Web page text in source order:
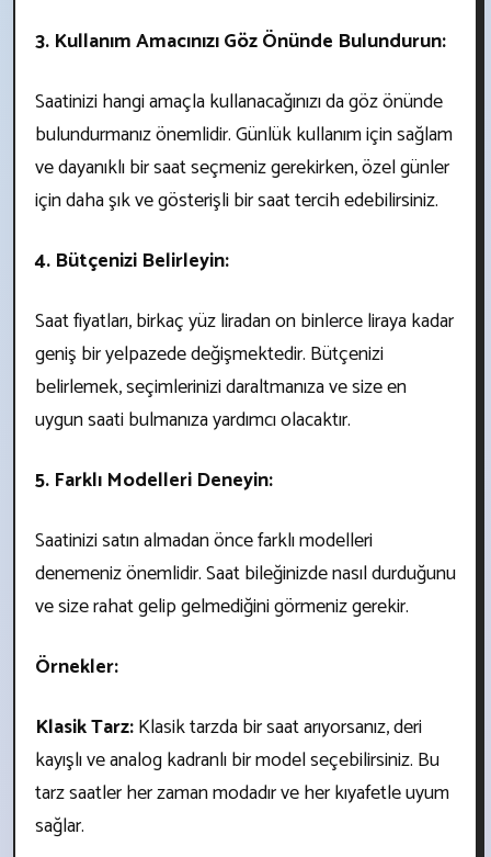
3. Kullanım Amacınızı Göz Önünde Bulundurun:
Saatinizi hangi amaçla kullanacağınızı da göz önünde
bulundurmanız önemlidir. Günlük kullanım için sağlam
ve dayanıklı bir saat seçmeniz gerekirken, özel günler
için daha şık ve gösterişli bir saat tercih edebilirsiniz.
4. Bütçenizi Belirleyin:
Saat fiyatları, birkaç yüz liradan on binlerce liraya kadar
geniş bir yelpazede değişmektedir. Bütçenizi
belirlemek, seçimlerinizi daraltmanıza ve size en
uygun saati bulmanıza yardımcı olacaktır.
5. Farklı Modelleri Deneyin:
Saatinizi satın almadan önce farklı modelleri
denemeniz önemlidir. Saat bileğinizde nasıl durduğunu
ve size rahat gelip gelmediğini görmeniz gerekir.
Örnekler:
Klasik Tarz:Klasik tarzda bir saat arıyorsanız, deri
kayışlı ve analog kadranlı bir model seçebilirsiniz. Bu
tarz saatler her zaman modadır ve her kıyafetle uyum
sağlar.